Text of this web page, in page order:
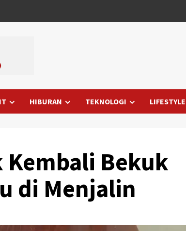
HIBURAN TEKNOLOGI LIFESTYLE
Kembali Bekuk
di Menjalin